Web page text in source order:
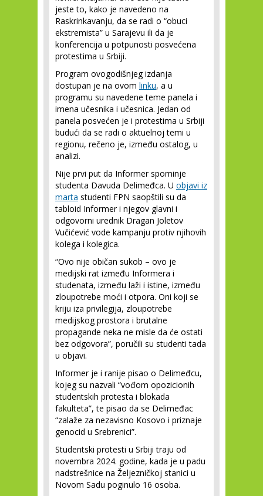
jeste to, kako je navedeno na
Raskrinkavanju, da se radi o “obuci
ekstremista” u Sarajevu ili da je
konferencija u potpunosti posvećena
protestima u Srbiji.
Program ovogodišnjeg izdanja
dostupan je na ovom linku, a u
programu su navedene teme panela i
imena učesnika i učesnica. Jedan od
panela posvećen je i protestima u Srbiji
budući da se radi o aktuelnoj temi u
regionu, rečeno je, između ostalog, u
analizi.
Nije prvi put da Informer spominje
studenta Davuda Delimeđca. U objavi iz
marta studenti FPN saopštili su da
tabloid Informer i njegov glavni i
odgovorni urednik Dragan Joletov
Vučićević vode kampanju protiv njihovih
kolega i kolegica.
“Ovo nije običan sukob – ovo je
medijski rat između Informera i
studenata, između laži i istine, između
zloupotrebe moći i otpora. Oni koji se
kriju iza privilegija, zloupotrebe
medijskog prostora i brutalne
propagande neka ne misle da će ostati
bez odgovora”, poručili su studenti tada
u objavi.
Informer je i ranije pisao o Delimeđcu,
kojeg su nazvali “vođom opozicionih
studentskih protesta i blokada
fakulteta”, te pisao da se Delimeđac
“zalaže za nezavisno Kosovo i priznaje
genocid u Srebrenici”.
Studentski protesti u Srbiji traju od
novembra 2024. godine, kada je u padu
nadstrešnice na Željezničkoj stanici u
Novom Sadu poginulo 16 osoba.